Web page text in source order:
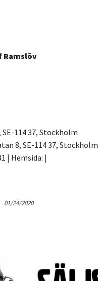
Ramslöv
114 37, Stockholm
8, SE-114 37, Stockholm
| Hemsida: |
01/24/2020